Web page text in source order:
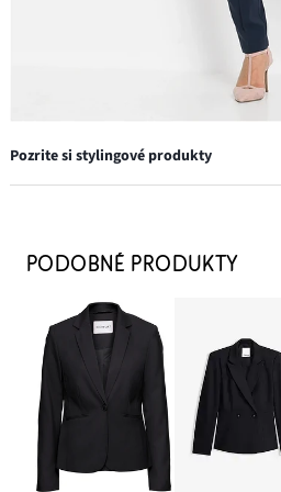
Pozrite si stylingové produkty
25,99 €
Blejzer s lemovanými vreckami
29,99 €
PRIDAŤ DO KOŠÍKA
Blúzka bez zapínania z padavej
20,99 €
PODOBNÉ PRODUKTY